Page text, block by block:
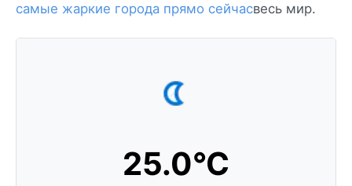
самые жаркие города прямо сейчасвесь мир.
25.0°C